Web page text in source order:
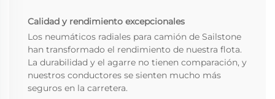
Calidad y rendimiento excepcionales
Los neumáticos radiales para camión de Sailstone
han transformado el rendimiento de nuestra flota.
La durabilidad y el agarre no tienen comparación, y
nuestros conductores se sienten mucho más
seguros en la carretera.